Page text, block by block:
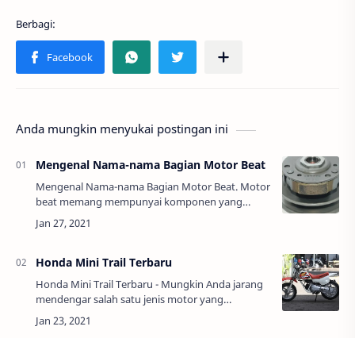
Anda mungkin menyukai postingan ini
Mengenal Nama-nama Bagian Motor Beat
Mengenal Nama-nama Bagian Motor Beat. Motor
beat memang mempunyai komponen yang
sangat berbeda dengan sebuah motor manual.
Semua komponen yang biasa terdapat di sebuah
Honda Mini Trail Terbaru
Honda Mini Trail Terbaru - Mungkin Anda jarang
mendengar salah satu jenis motor yang
dikeluarkan oleh pabrikan Honda ini. Namun
kenyataannya, motor ini diproduksi oleh Honda